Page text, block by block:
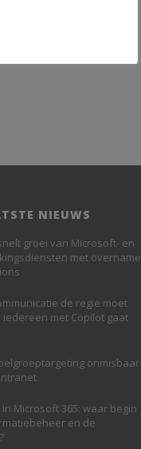
NIEUWS
groei van Microsoft- en
met overname
de regie moet
met Copilot gaat
onmisbaar
Microsoft 365: waar begin
en de